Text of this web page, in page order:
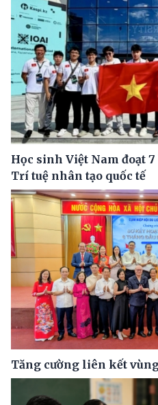
Học sinh Việt Nam đoạt
Trí tuệ nhân tạo quốc tế
Tăng cường liên kết